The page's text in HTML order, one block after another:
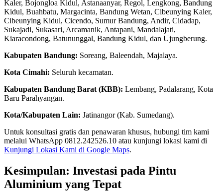
Kaler, Bojongloa Kidul, Astanaanyar, Regol, Lengkong, Bandung
Kidul, Buahbatu, Margacinta, Bandung Wetan, Cibeunying Kaler,
Cibeunying Kidul, Cicendo, Sumur Bandung, Andir, Cidadap,
Sukajadi, Sukasari, Arcamanik, Antapani, Mandalajati,
Kiaracondong, Batununggal, Bandung Kidul, dan Ujungberung.
Kabupaten Bandung: Soreang, Baleendah, Majalaya.
Kota Cimahi: Seluruh kecamatan.
Kabupaten Bandung Barat (KBB): Lembang, Padalarang, Kota
Baru Parahyangan.
Kota/Kabupaten Lain: Jatinangor (Kab. Sumedang).
Untuk konsultasi gratis dan penawaran khusus, hubungi tim kami
melalui WhatsApp 0812.242526.10 atau kunjungi lokasi kami di
Kunjungi Lokasi Kami di Google Maps.
Kesimpulan: Investasi pada Pintu
Aluminium yang Tepat